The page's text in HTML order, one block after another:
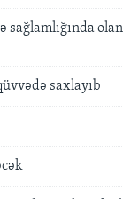
saxlayıb